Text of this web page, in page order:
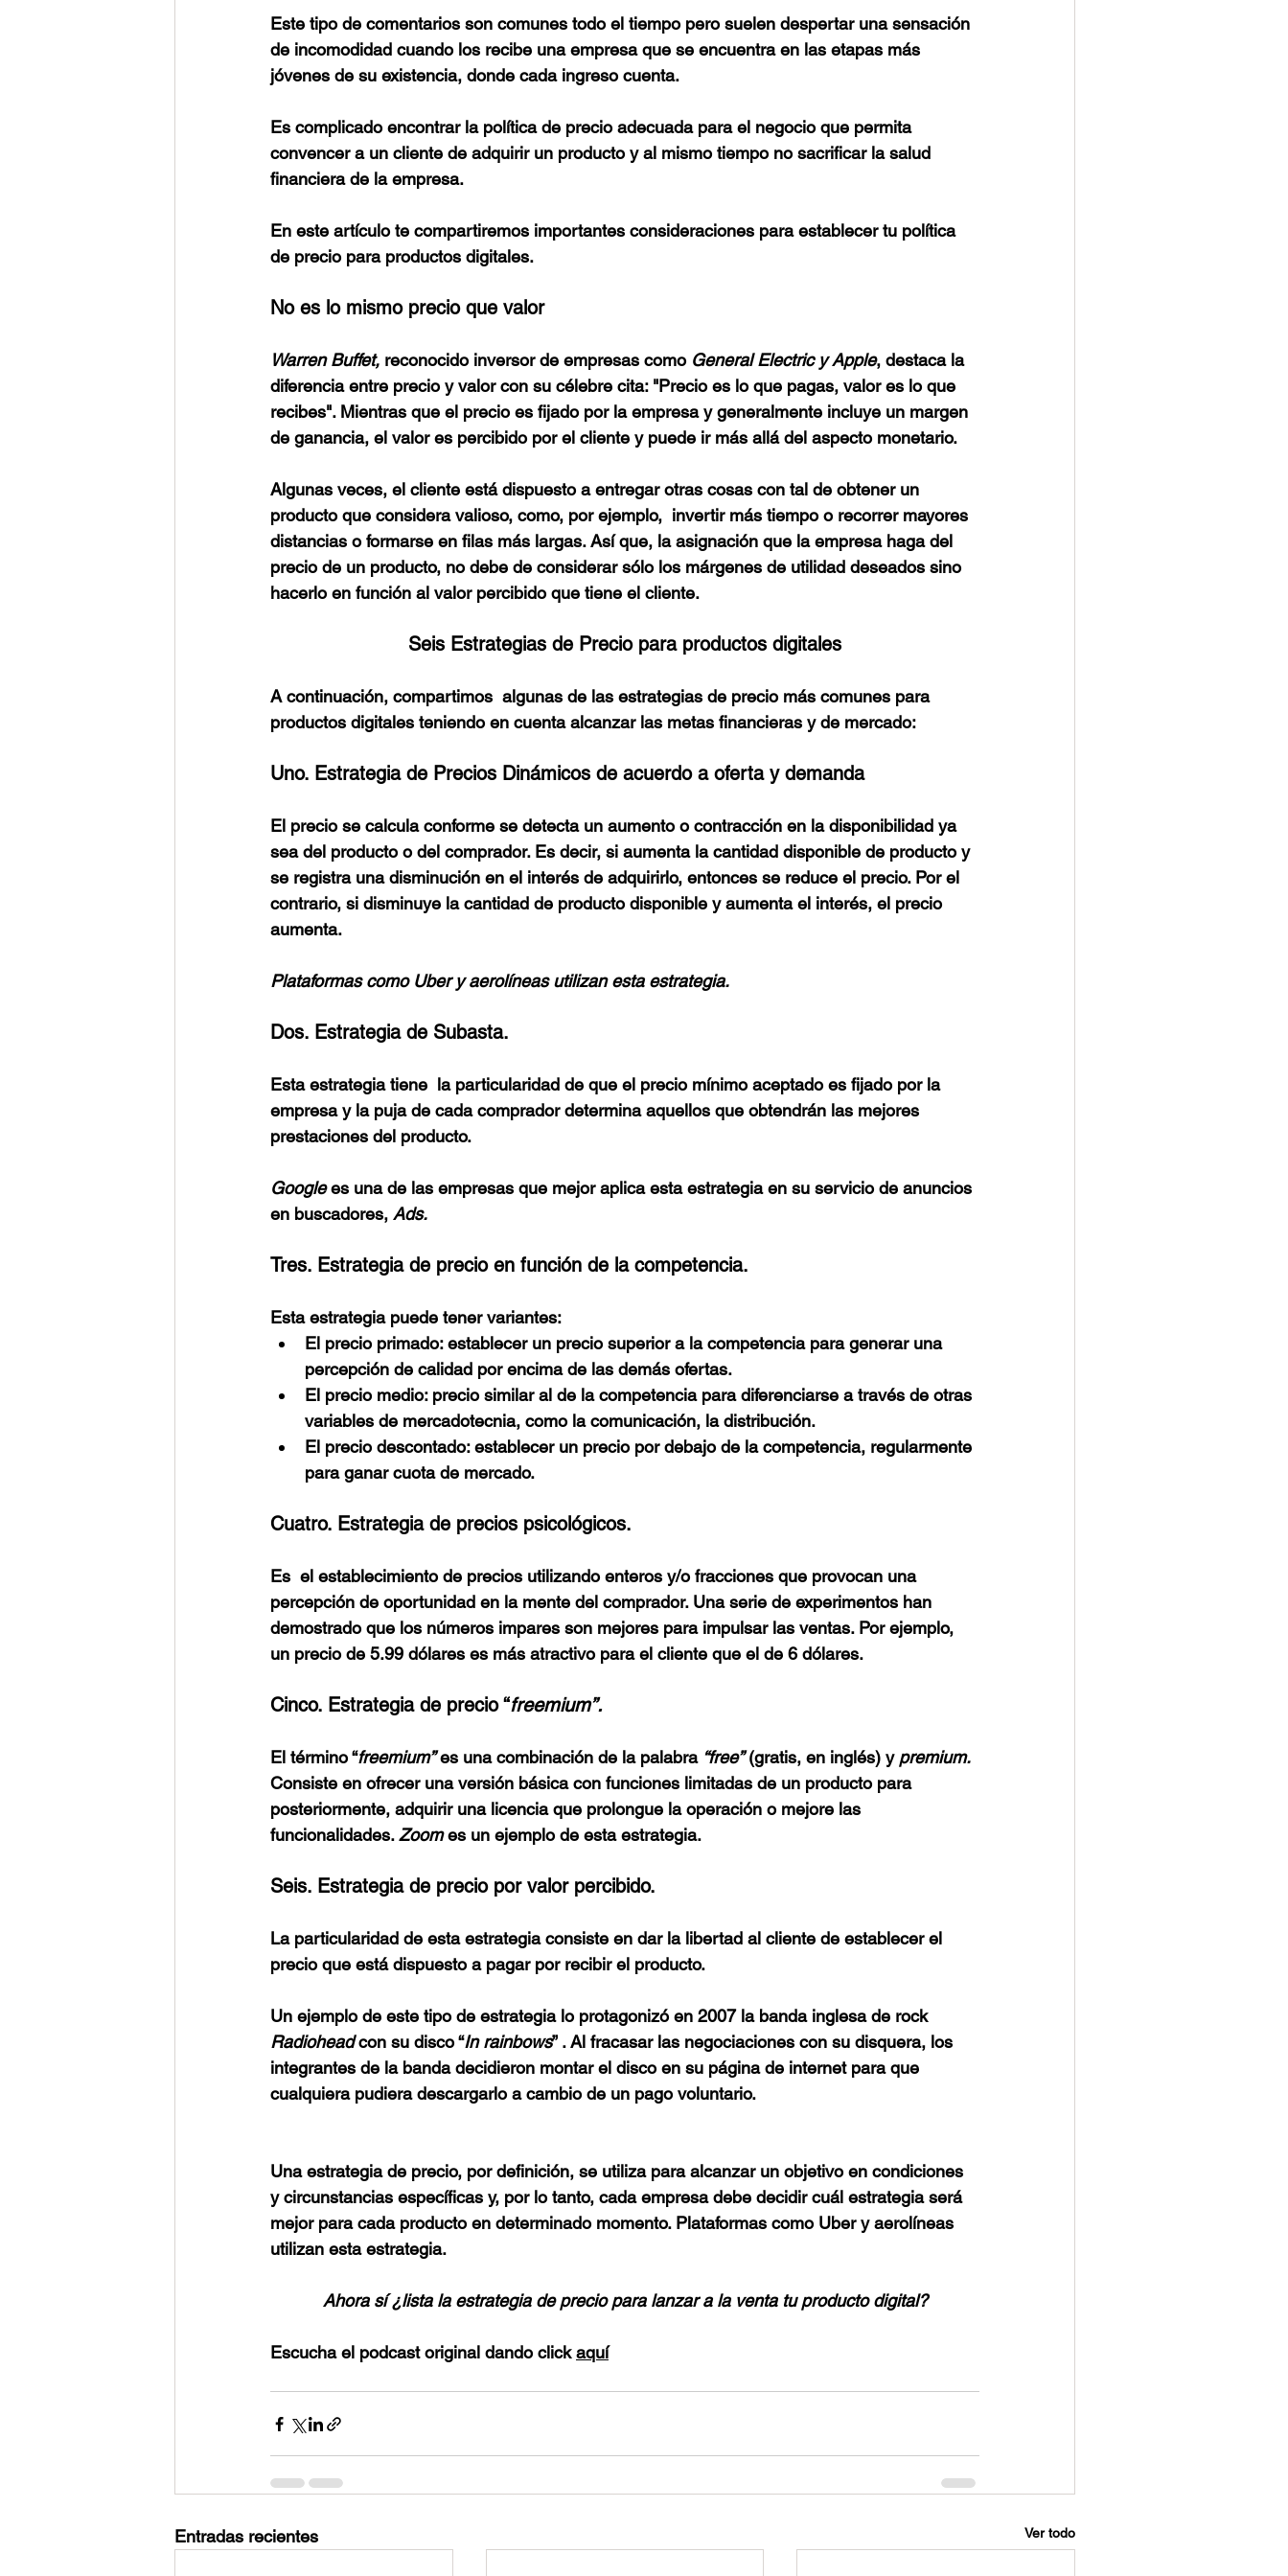
Este tipo de comentarios son comunes todo el tiempo pero suelen despertar una sensación
de incomodidad cuando los recibe una empresa que se encuentra en las etapas más
jóvenes de su existencia, donde cada ingreso cuenta.
Es complicado encontrar la política de precio adecuada para el negocio que permita
convencer a un cliente de adquirir un producto y al mismo tiempo no sacrificar la salud
financiera de la empresa.
En este artículo te compartiremos importantes consideraciones para establecer tu política
de precio para productos digitales.
No es lo mismo precio que valor
Warren Buffet, reconocido inversor de empresas como General Electric y Apple, destaca la
diferencia entre precio y valor con su célebre cita: "Precio es lo que pagas, valor es lo que
recibes". Mientras que el precio es fijado por la empresa y generalmente incluye un margen
de ganancia, el valor es percibido por el cliente y puede ir más allá del aspecto monetario.
Algunas veces, el cliente está dispuesto a entregar otras cosas con tal de obtener un
producto que considera valioso, como, por ejemplo,  invertir más tiempo o recorrer mayores
distancias o formarse en filas más largas. Así que, la asignación que la empresa haga del
precio de un producto, no debe de considerar sólo los márgenes de utilidad deseados sino
hacerlo en función al valor percibido que tiene el cliente.
Seis Estrategias de Precio para productos digitales
A continuación, compartimos  algunas de las estrategias de precio más comunes para
productos digitales teniendo en cuenta alcanzar las metas financieras y de mercado:
Uno. Estrategia de Precios Dinámicos de acuerdo a oferta y demanda
El precio se calcula conforme se detecta un aumento o contracción en la disponibilidad ya
sea del producto o del comprador. Es decir, si aumenta la cantidad disponible de producto y
se registra una disminución en el interés de adquirirlo, entonces se reduce el precio. Por el
contrario, si disminuye la cantidad de producto disponible y aumenta el interés, el precio
aumenta.
Plataformas como Uber y aerolíneas utilizan esta estrategia.
Dos. Estrategia de Subasta.
Esta estrategia tiene  la particularidad de que el precio mínimo aceptado es fijado por la
empresa y la puja de cada comprador determina aquellos que obtendrán las mejores
prestaciones del producto.
Google es una de las empresas que mejor aplica esta estrategia en su servicio de anuncios
en buscadores, Ads.
Tres. Estrategia de precio en función de la competencia.
Esta estrategia puede tener variantes:
El precio primado: establecer un precio superior a la competencia para generar una
percepción de calidad por encima de las demás ofertas.
El precio medio: precio similar al de la competencia para diferenciarse a través de otras
variables de mercadotecnia, como la comunicación, la distribución.
El precio descontado: establecer un precio por debajo de la competencia, regularmente
para ganar cuota de mercado.
Cuatro. Estrategia de precios psicológicos.
Es  el establecimiento de precios utilizando enteros y/o fracciones que provocan una
percepción de oportunidad en la mente del comprador. Una serie de experimentos han
demostrado que los números impares son mejores para impulsar las ventas. Por ejemplo,
un precio de 5.99 dólares es más atractivo para el cliente que el de 6 dólares.
Cinco. Estrategia de precio “freemium”.
El término “freemium” es una combinación de la palabra “free” (gratis, en inglés) y premium.
Consiste en ofrecer una versión básica con funciones limitadas de un producto para
posteriormente, adquirir una licencia que prolongue la operación o mejore las
funcionalidades. Zoom es un ejemplo de esta estrategia.
Seis. Estrategia de precio por valor percibido.
La particularidad de esta estrategia consiste en dar la libertad al cliente de establecer el
precio que está dispuesto a pagar por recibir el producto.
Un ejemplo de este tipo de estrategia lo protagonizó en 2007 la banda inglesa de rock
Radiohead con su disco “In rainbows” . Al fracasar las negociaciones con su disquera, los
integrantes de la banda decidieron montar el disco en su página de internet para que
cualquiera pudiera descargarlo a cambio de un pago voluntario.
Una estrategia de precio, por definición, se utiliza para alcanzar un objetivo en condiciones
y circunstancias específicas y, por lo tanto, cada empresa debe decidir cuál estrategia será
mejor para cada producto en determinado momento. Plataformas como Uber y aerolíneas
utilizan esta estrategia.
Ahora sí ¿lista la estrategia de precio para lanzar a la venta tu producto digital?
Escucha el podcast original dando click aquí
Entradas recientes Ver todo